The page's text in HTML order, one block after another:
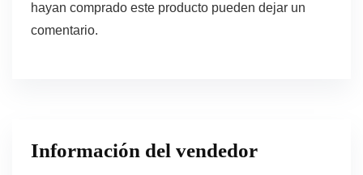
hayan comprado este producto pueden dejar un
comentario.
Información del vendedor